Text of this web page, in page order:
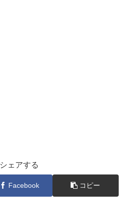
シェアする
Facebook コピー